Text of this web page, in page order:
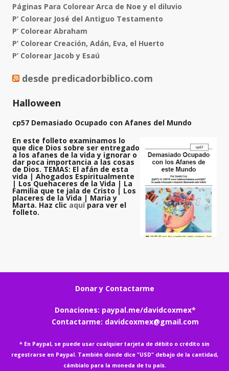
Páginas Para Colorear Arca de Noe y el diluvio
P’ Colorear José del Antiguo Testamento
P’ Colorear Abraham
P’ Colorear Creación, Adán, Eva, el Huerto
P’ Colorear Jacob y Esaú
desde predicadorbiblico.com
Halloween
cp57 Demasiado Ocupado con Afanes del Mundo
En este folleto examinamos lo
que dice Dios sobre ser entregado
a los afanes de la vida y ignorar o
dar poca importancia a las cosas
de Dios. TEMAS: El afán de esta
vida | Ahogados Espiritualmente
| Los Quehaceres de la Vida | La
Familia que te jala de Cristo | Los
placeres de la Vida | Maria y
Marta. Haz clic aquípara ver el
folleto.
Donar y Contactarme
Donaciones: paypal.me/davidcoxmex*
Contactarme: davidcoxmex@gmail.com
* En Paypal, se puede usar cualquier tarjeta de débito o crédito sin
regestrarse en Paypal. También donde dice "USD" debajo de la cantidad,
cámbialo para la moneda de tu país.